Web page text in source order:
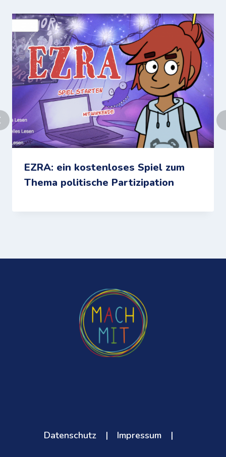
EZRA: ein kostenloses Spiel zum
Thema politische Partizipation
Datenschutz | Impressum |